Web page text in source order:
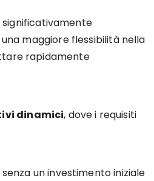
maggiore flessibilità nella
rapidamente
dinamici, dove i requisiti
un investimento iniziale